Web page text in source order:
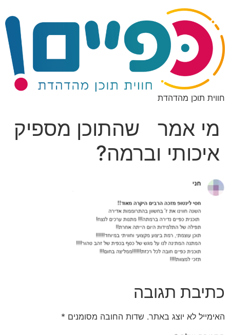
חווית תוכן מהדהדת
מי אמר שהתוכן מספיק
איכותי וברמה?
כתיבת תגובה
האימייל לא יוצג באתר. שדות החובה מסומנים *